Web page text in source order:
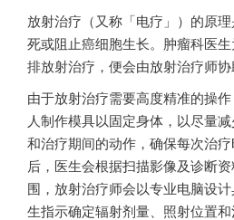
放射治疗（又称「电疗」）的原
死或阻止癌细胞生长。肿瘤科医
排放射治疗，便会由放射治疗师协
由于放射治疗需要高度精准的操
人制作模具以固定身体，以尽量
和治疗期间的动作，确保每次治
后，医生会根据扫描影像及诊断
围，放射治疗师会以专业电脑设
生指示确定辐射剂量、照射位置